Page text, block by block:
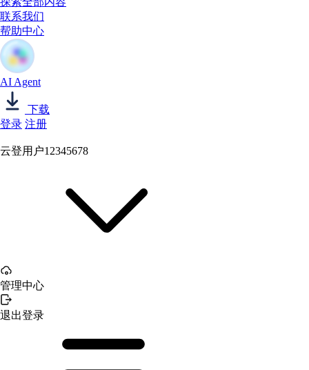
联系我们
帮助中心
AI Agent
下载
登录 注册
云登用户12345678
管理中心
退出登录